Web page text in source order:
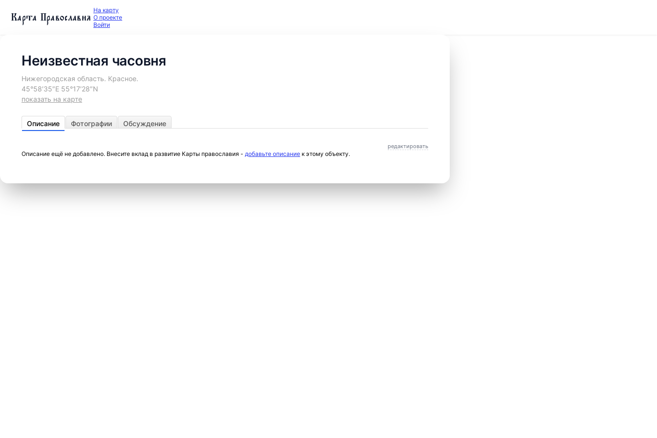
Карта Православия На карту
О проекте
Войти
Неизвестная часовня
Нижегородская область. Красное.
45°58′35″E 55°17′28″N
показать на карте
Описание Фотографии Обсуждение
редактировать
Описание ещё не добавлено. Внесите вклад в развитие Карты православия - добавьте описание к этому объекту.